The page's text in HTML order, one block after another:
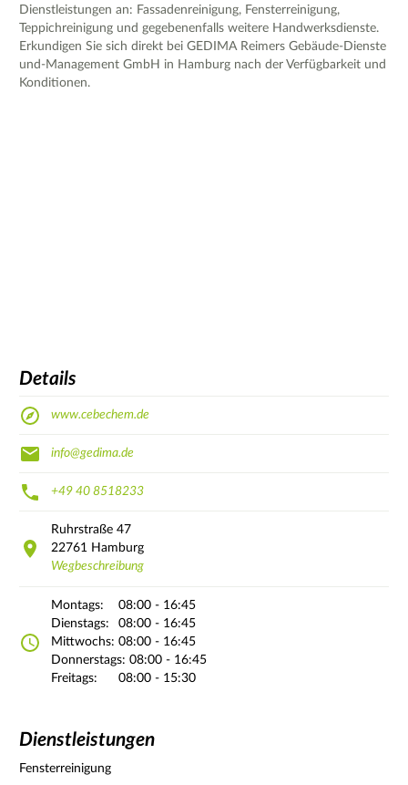
Dienstleistungen an: Fassadenreinigung, Fensterreinigung,
Teppichreinigung und gegebenenfalls weitere Handwerksdienste.
Erkundigen Sie sich direkt bei GEDIMA Reimers Gebäude-Dienste
und-Management GmbH in Hamburg nach der Verfügbarkeit und
Konditionen.
Details
www.cebechem.de
info@gedima.de
+49 40 8518233
Ruhrstraße 47
22761 Hamburg
Wegbeschreibung
Montags:
08:00 - 16:45
Dienstags:
08:00 - 16:45
Mittwochs: 08:00 - 16:45
Donnerstags: 08:00 - 16:45
Freitags:
08:00 - 15:30
Dienstleistungen
Fensterreinigung